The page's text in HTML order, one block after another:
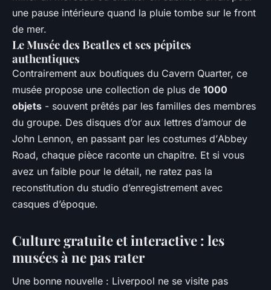
une pause intérieure quand la pluie tombe sur le front
de mer.
Le Musée des Beatles et ses pépites
authentiques
Contrairement aux boutiques du Cavern Quarter, ce
musée propose une collection de plus de 1000
objets - souvent prêtés par les familles des membres
du groupe. Des disques d’or aux lettres d’amour de
John Lennon, en passant par les costumes d’Abbey
Road, chaque pièce raconte un chapitre. Et si vous
avez un faible pour le détail, ne ratez pas la
reconstitution du studio d’enregistrement avec
casques d’époque.
Culture gratuite et interactive : les
musées à ne pas rater
Une bonne nouvelle : Liverpool ne se visite pas